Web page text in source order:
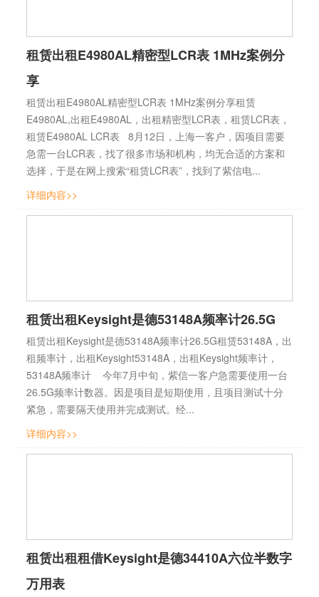
租赁出租E4980AL精密型LCR表 1MHz案例分
享
租赁出租E4980AL精密型LCR表 1MHz案例分享租赁
E4980AL,出租E4980AL，出租精密型LCR表，租赁LCR表，
租赁E4980AL LCR表 8月12日，上海一客户，因项目需要
急需一台LCR表，找了很多市场和机构，均无合适的方案和
选择，于是在网上搜索“租赁LCR表”，找到了紫信电...
详细内容>>
租赁出租Keysight是德53148A频率计26.5G
租赁出租Keysight是德53148A频率计26.5G租赁53148A，出
租频率计，出租Keysight53148A，出租Keysight频率计，
53148A频率计 今年7月中旬，紫信一客户急需要使用一台
26.5G频率计数器。因是项目是短期使用，且项目测试十分
紧急，需要隔天使用并完成测试。经...
详细内容>>
租赁出租租借Keysight是德34410A六位半数字
万用表